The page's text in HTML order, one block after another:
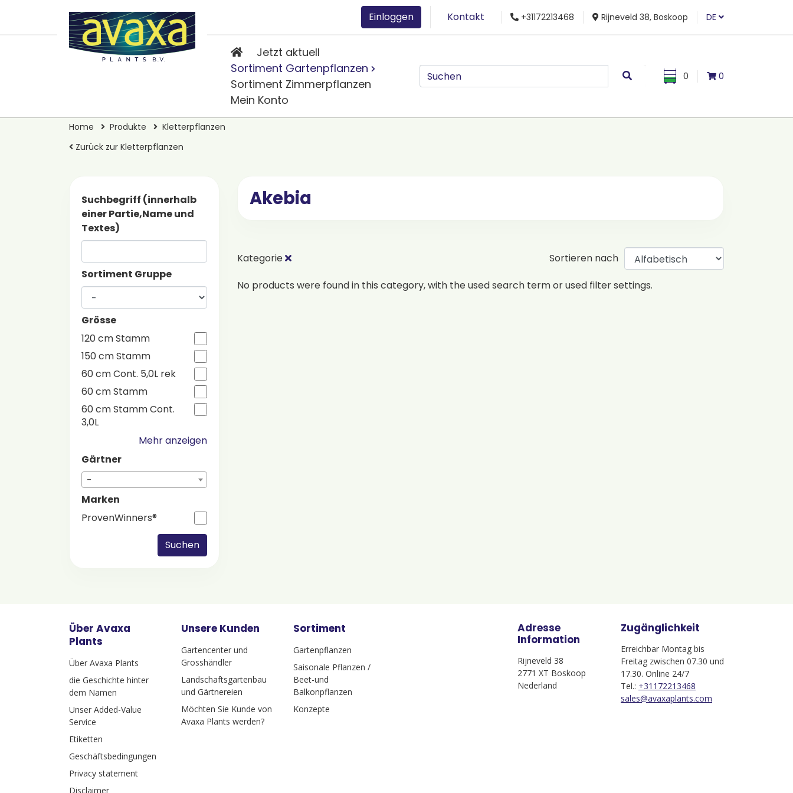
Einloggen Kontakt +31172213468 Rijneveld 38, Boskoop DE
Jetzt aktuell
Sortiment Gartenpflanzen
Sortiment Zimmerpflanzen
Mein Konto
0 0
Home Produkte
Kletterpflanzen
Zurück zur Kletterpflanzen
Suchbegriff (innerhalb
einer Partie,Name und
Textes)
Sortiment Gruppe
Grösse
120 cm Stamm
150 cm Stamm
60 cm Cont. 5,0L rek
60 cm Stamm
60 cm Stamm Cont.
3,0L
Mehr anzeigen
Gärtner
-
Marken
ProvenWinners®
Suchen
Akebia
Kategorie
Sortieren nach
No products were found in this category, with the used search term or used filter settings.
Über Avaxa
Plants
Über Avaxa Plants
die Geschichte hinter
dem Namen
Unser Added-Value
Service
Etiketten
Geschäftsbedingungen
Privacy statement
Disclaimer
Unsere Kunden
Gartencenter und
Grosshändler
Landschaftsgartenbau
und Gärtnereien
Möchten Sie Kunde von
Avaxa Plants werden?
Sortiment
Gartenpflanzen
Saisonale Pflanzen /
Beet-und
Balkonpflanzen
Konzepte
Adresse
Information
Rijneveld 38
2771 XT Boskoop
Nederland
Zugänglichkeit
Erreichbar Montag bis
Freitag zwischen 07.30 und
17.30. Online 24/7
Tel.: +31172213468
sales@avaxaplants.com